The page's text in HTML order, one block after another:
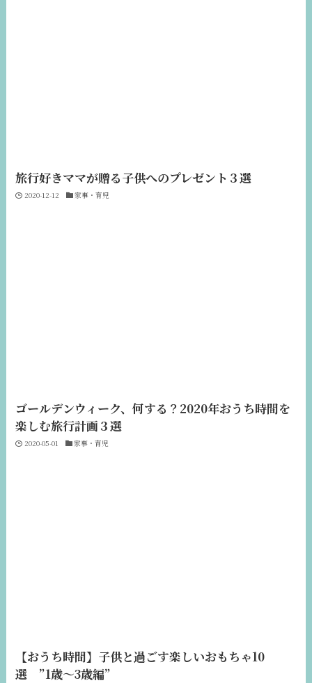
旅行好きママが贈る子供へのプレゼント３選
2020-12-12 家事・育児
ゴールデンウィーク、何する？2020年おうち時間を
楽しむ旅行計画３選
2020-05-01 家事・育児
【おうち時間】子供と過ごす楽しいおもちゃ10
選 ”1歳〜3歳編”